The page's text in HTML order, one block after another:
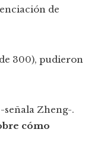
de
300), pudieron
señala Zheng-.
cómo